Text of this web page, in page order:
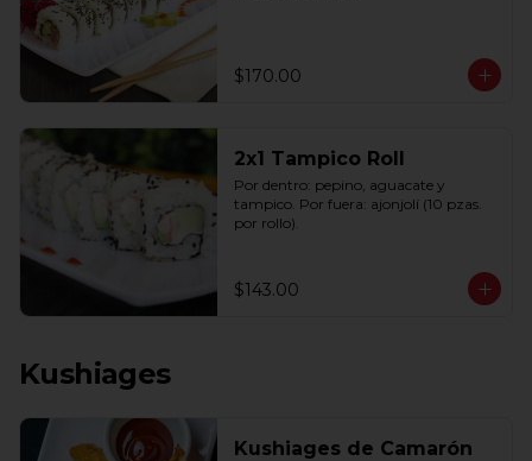
$170.00
2x1 Tampico Roll
Por dentro: pepino, aguacate y
tampico. Por fuera: ajonjolí (10 pzas.
por rollo).
$143.00
Kushiages
Kushiages de Camarón